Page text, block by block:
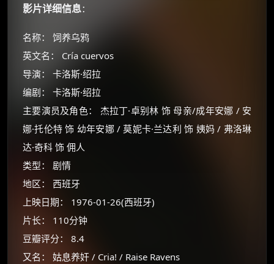
影片详细信息：
名称： 饲养乌鸦
英文名： Cría cuervos
导演： 卡洛斯·绍拉
编剧： 卡洛斯·绍拉
主要演员及角色： 杰拉丁·卓别林 饰 母亲/成年安娜 / 安
娜·托伦特 饰 幼年安娜 / 莫妮卡·兰达利 饰 姨妈 / 弗洛琳
达·奇科 饰 佣人
类型： 剧情
地区： 西班牙
上映日期： 1976-01-26(西班牙)
片长： 110分钟
豆瓣评分： 8.4
又名： 姑息养奸 / Cria! / Raise Ravens